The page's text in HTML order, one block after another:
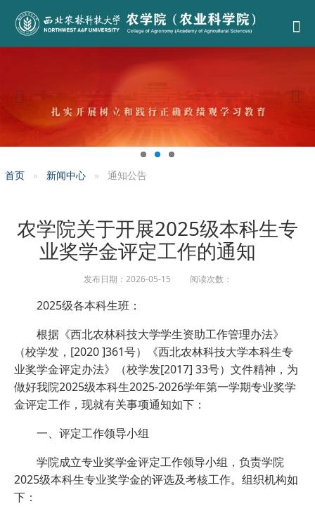
首页 新闻中心 通知公告
农学院关于开展2025级本科生专
业奖学金评定工作的通知
发布日期：2026-05-15 阅读次数：
2025级各本科生班：
根据《西北农林科技大学学生资助工作管理办法》
（校学发，[2020 ]361号）《西北农林科技大学本科生专
业奖学金评定办法》（校学发[2017] 33号）文件精神，为
做好我院2025级本科生2025-2026学年第一学期专业奖学
金评定工作，现就有关事项通知如下：
一、评定工作领导小组
学院成立专业奖学金评定工作领导小组，负责学院
2025级本科生专业奖学金的评选及考核工作。组织机构如
下：